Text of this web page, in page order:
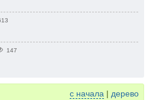
147
с начала | дерево